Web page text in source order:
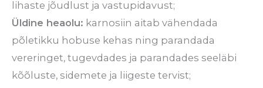
lihaste jõudlust ja vastupidavust;
Üldine heaolu: karnosiin aitab vähendada
põletikku hobuse kehas ning parandada
vereringet, tugevdades ja parandades seeläbi
kõõluste, sidemete ja liigeste tervist;